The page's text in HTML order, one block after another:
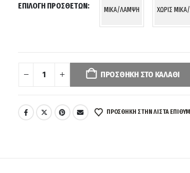
ΕΠΙΛΟΓΉ ΠΡΌΣΘΕΤΩΝ MIKA/ΛΑΜΨΗ ΧΩΡΙΣ
selection
has
been
reset.
Please
select
options
ΠΡΟΣΘΉΚΗ ΣΤΟ ΚΑΛΆΘΙ
ΠΡΌΣΘΉΚΗ ΣΤΗΝ ΛΊΣΤΑ